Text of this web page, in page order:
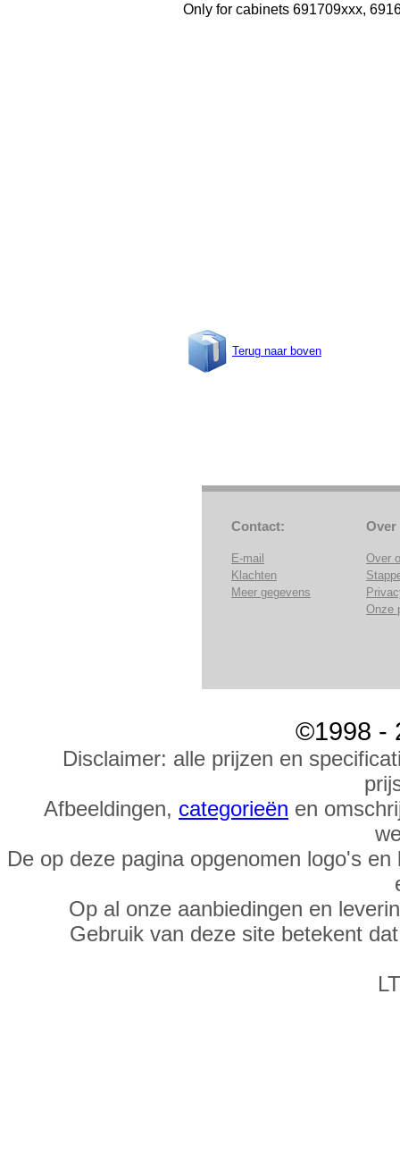
Only for cabinets 691709xxx,
Terug naar boven
Contact:
E-mail
Klachten
Meer gegevens
Over
Over
Onze
©1998 -
Disclaimer: alle prijzen en
Afbeeldingen, categorieën en
De op deze pagina opgenomen logo's
Op al onze aanbiedingen en
Gebruik van deze site betekent